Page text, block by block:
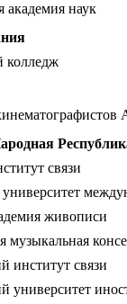
наук
колледж
связи
живописи
музыкальная
институт связи
университет